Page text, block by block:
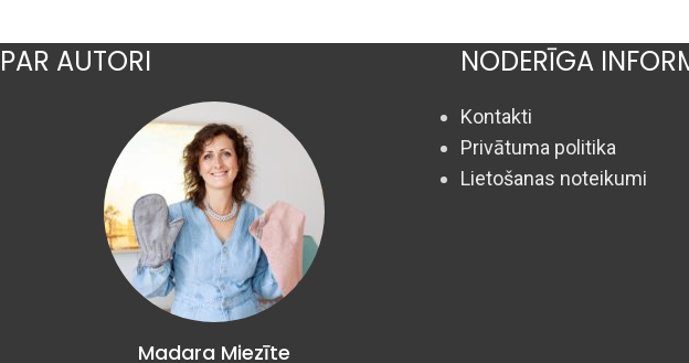
PAR AUTORI
Madara Miezīte
NODERĪGA
Kontakti
Privātuma politika
Lietošanas noteikumi